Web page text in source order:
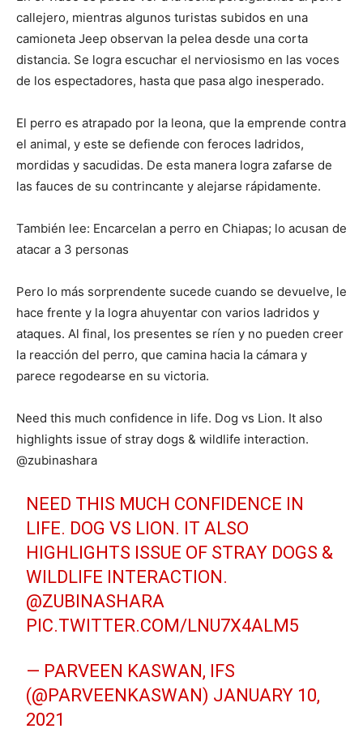
callejero, mientras algunos turistas subidos en una
camioneta Jeep observan la pelea desde una corta
distancia. Se logra escuchar el nerviosismo en las voces
de los espectadores, hasta que pasa algo inesperado.
El perro es atrapado por la leona, que la emprende contra
el animal, y este se defiende con feroces ladridos,
mordidas y sacudidas. De esta manera logra zafarse de
las fauces de su contrincante y alejarse rápidamente.
También lee: Encarcelan a perro en Chiapas; lo acusan de
atacar a 3 personas
Pero lo más sorprendente sucede cuando se devuelve, le
hace frente y la logra ahuyentar con varios ladridos y
ataques. Al final, los presentes se ríen y no pueden creer
la reacción del perro, que camina hacia la cámara y
parece regodearse en su victoria.
Need this much confidence in life. Dog vs Lion. It also
highlights issue of stray dogs & wildlife interaction.
@zubinashara
NEED THIS MUCH CONFIDENCE IN
LIFE. DOG VS LION. IT ALSO
HIGHLIGHTS ISSUE OF STRAY DOGS &
WILDLIFE INTERACTION.
@ZUBINASHARA
PIC.TWITTER.COM/LNU7X4ALM5
— PARVEEN KASWAN, IFS
(@PARVEENKASWAN) JANUARY 10,
2021